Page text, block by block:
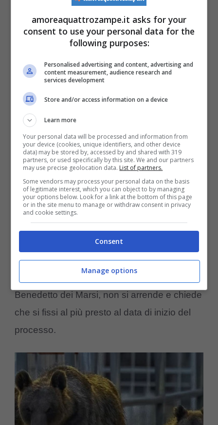
Se vuoi saperne di più, leggi un nostro
approfondimento sul tema >>> Perché in
Trentino vengono uccisi tanti orsi?
Processo contro l’indagato
per l’uccisione dell’orsa
Amarena: tutto rinviato
La mattina del 23 dicembre 2024 però le
Associazioni che chiedono giustizia per la
morte dell’orsa Amarena hanno ricevuto
un’amara sorpresa:tutto il procedimento è
stato rinviatoa causa di una ‘eccezione di
competenza per materia’. Ma la parte offesa,
costituita da enti pubblici quali il Parco
nazionale di Abruzzo, Lazione Molise, la
Regione Abruzzo e il Comune di San
Benedetto dei Marsi, non si arrende e chiede
che si fissi al più presto al data di inizio del
processo.
amoreaquattrozampe.it asks for your
consent to use your personal data for the
following purposes:
Personalised advertising and content, advertising and
content measurement, audience research and
services development
Store and/or access information on a device
Learn more
Your personal data will be processed and information from
your device (cookies, unique identifiers, and other device
data) may be stored by, accessed by and shared with 319
partners, or used specifically by this site. We and our partners
may use precise geolocation data. List of partners.
Some vendors may process your personal data on the basis
of legitimate interest, which you can object to by managing
your options below. Look for a link at the bottom of this page
or in the site menu to manage or withdraw consent in privacy
and cookie settings.
Consent
Manage options